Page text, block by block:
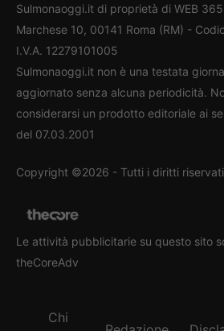
Sulmonaoggi.it di proprietà di WEB
Marchese 10, 00141 Roma (RM) -
I.V.A. 12279101005
Sulmonaoggi.it non è una testata
aggiornato senza alcuna periodicità.
considerarsi un prodotto editoriale ai
del 07.03.2001
Copyright ©2026 - Tutti i diritti
Le attività pubblicitarie su questo sito
theCoreAdv
Chi